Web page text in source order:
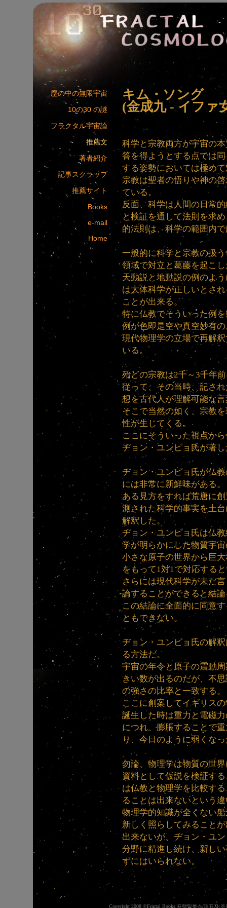
塵の中の無限宇宙
10の30 の謎
フラクタル宇宙論
推薦文
著者紹介
記事スクラップ
推薦サイト
Books
e-mail
Home
キム・ソング
(金成九 - イファ
科学と宗教両方が宇宙の
答を得ようとする点では
する姿勢においては極め
宗教は聖者の悟りや神の
ている。
反面、科学は人間の日常
と検証を通して法則を求
的法則は、科学の範囲内
一般的に科学と宗教の扱
領域で対立と葛藤を起こ
天動説と地動説の例のよ
は大体科学が正しいとさ
ことが出来る。
特に仏教でそういった例
例が色即是空や真空妙有
現代物理学の立場で再解
いる。
殆どの宗教は2千～3千年
従って、その当時、記さ
想を古代人が理解可能な
そこで当然の如く、宗教
性が生じてくる。
ここにそういった視点か
ヂョン・ユンピョ氏が著
ヂョン・ユンピョ氏が仏
には非常に新鮮味がある。
ある見方をすれば荒唐に
測された科学的事実を土
解釈した。
ヂョン・ユンピョ氏は仏
学が明らかにした物質宇
小さな原子の世界から巨
をもって1対1で対応する
さらには現代科学が未だ
論することができると結
この結論に全面的に同意
ともできない。
ヂョン・ユンピョ氏の解
る方法だ。
宇宙の年令と原子の震動
きい数が出るのだが、不
の強さの比率と一致する。
ここに創案してイギリス
誕生した時は重力と電磁
につれ、膨脹することで
り、今日のように弱くな
勿論、物理学は物質の世
資料として仮説を検証す
は仏教と物理学を比較す
ることは出来ないという
物理学的知識が全くない
新しく照らしてみること
出来ないが、ヂョン・ユ
分野に精進し続け、新し
ずにはいられない。
Copyright 2008 ©Fractal Books,프랙탈북스/대표자: